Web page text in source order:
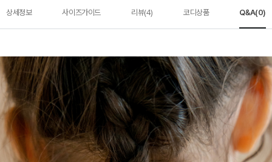
상세정보 사이즈가이드 리뷰(4) 코디상품 Q&A(0)